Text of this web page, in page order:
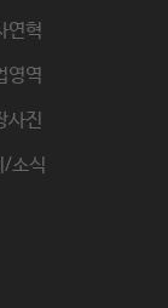
연혁
영역
사진
/소식